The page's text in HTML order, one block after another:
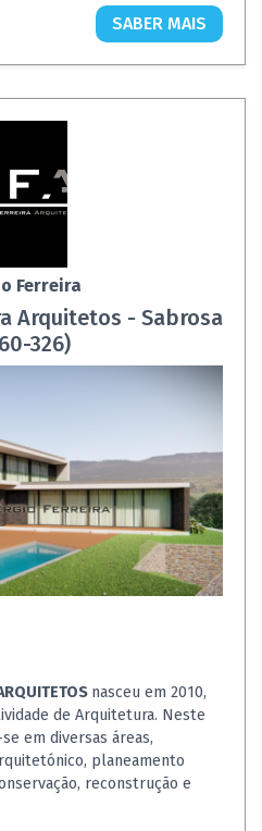
SABER MAIS
Ferreira
Arquitetos - Sabrosa
326)
nasceu em 2010,
de Arquitetura. Neste
em diversas áreas,
planeamento
reconstrução e